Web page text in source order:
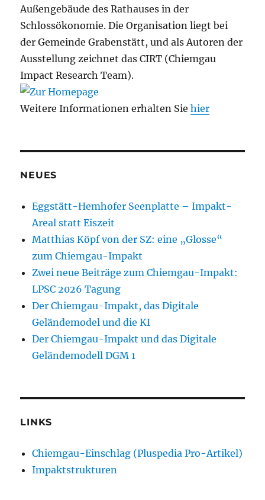
Außengebäude des Rathauses in der
Schlossökonomie. Die Organisation liegt bei
der Gemeinde Grabenstätt, und als Autoren der
Ausstellung zeichnet das CIRT (Chiemgau
Impact Research Team).
Weitere Informationen erhalten Siehier
NEUES
Eggstätt-Hemhofer Seenplatte – Impakt-
Areal statt Eiszeit
Matthias Köpf von der SZ: eine „Glosse“
zum Chiemgau-Impakt
Zwei neue Beiträge zum Chiemgau-Impakt:
LPSC 2026 Tagung
Der Chiemgau-Impakt, das Digitale
Geländemodel und die KI
Der Chiemgau-Impakt und das Digitale
Geländemodell DGM 1
LINKS
Chiemgau-Einschlag (Pluspedia Pro-Artikel)
Impaktstrukturen